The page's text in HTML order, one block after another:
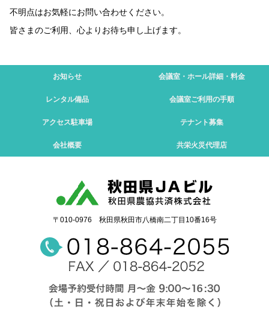
不明点はお気軽にお問い合わせください。
皆さまのご利用、心よりお待ち申し上げます。
お知らせ 会議室・ホール詳細・料金
レンタル備品 会議室ご利用の手順
アクセス駐車場 テナント募集
会社概要 共栄火災代理店
〒010-0976 秋田県秋田市八橋南二丁目10番16号